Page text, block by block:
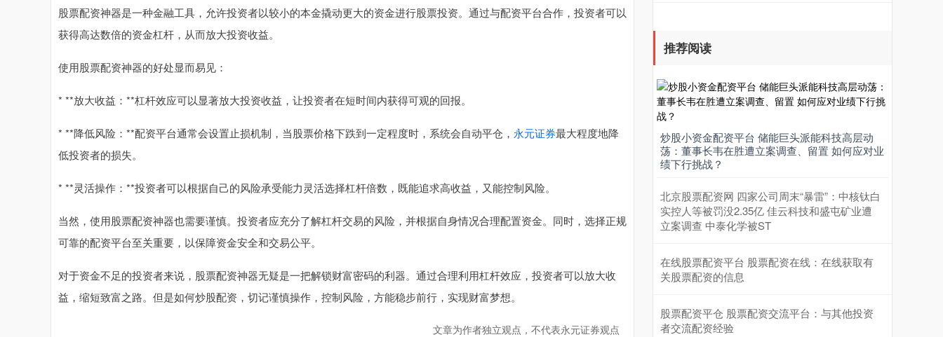
股票配资神器是一种金融工具，允许投资者以较小的本金撬动更大的资金进行股票投资。通过与配资平台合作，投资者可以
获得高达数倍的资金杠杆，从而放大投资收益。
使用股票配资神器的好处显而易见：
* **放大收益：**杠杆效应可以显著放大投资收益，让投资者在短时间内获得可观的回报。
* **降低风险：**配资平台通常会设置止损机制，当股票价格下跌到一定程度时，系统会自动平仓， 永元证券最大程度地降
低投资者的损失。
* **灵活操作：**投资者可以根据自己的风险承受能力灵活选择杠杆倍数，既能追求高收益，又能控制风险。
当然，使用股票配资神器也需要谨慎。投资者应充分了解杠杆交易的风险，并根据自身情况合理配置资金。同时，选择正规
可靠的配资平台至关重要，以保障资金安全和交易公平。
对于资金不足的投资者来说，股票配资神器无疑是一把解锁财富密码的利器。通过合理利用杠杆效应，投资者可以放大收
益，缩短致富之路。但是如何炒股配资，切记谨慎操作，控制风险，方能稳步前行，实现财富梦想。
文章为作者独立观点，不代表永元证券观点
推荐阅读
炒股小资金配资平台 储能巨头派能科技高层动
荡：董事长韦在胜遭立案调查、留置 如何应对业
绩下行挑战？
北京股票配资网 四家公司周末“暴雷”：中核钛白
实控人等被罚没2.35亿 佳云科技和盛屯矿业遭
立案调查 中泰化学被ST
在线股票配资平台 股票配资在线：在线获取有
关股票配资的信息
股票配资平仓 股票配资交流平台：与其他投资
者交流配资经验